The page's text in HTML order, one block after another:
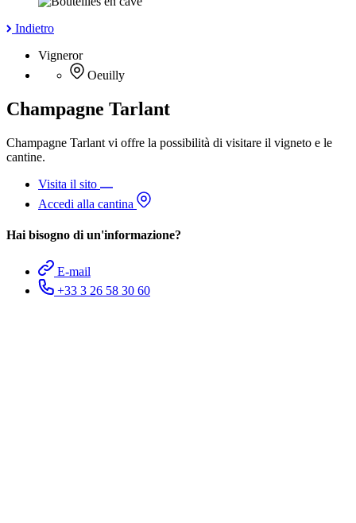
Indietro
Vigneror
Oeuilly
Champagne Tarlant
Champagne Tarlant vi offre la possibilità di visitare il vigneto e le
cantine.
Visita il sito
Accedi alla cantina
Hai bisogno di un'informazione?
E-mail
+33 3 26 58 30 60